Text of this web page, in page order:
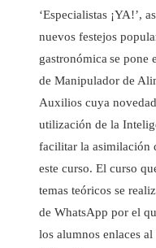
‘Especialistas ¡YA!’,
nuevos festejos
gastronómica se pone
de Manipulador de
Auxilios cuya
utilización de la
facilitar la asimilación
este curso. El curso
temas teóricos se
de WhatsApp por el
los alumnos enlaces